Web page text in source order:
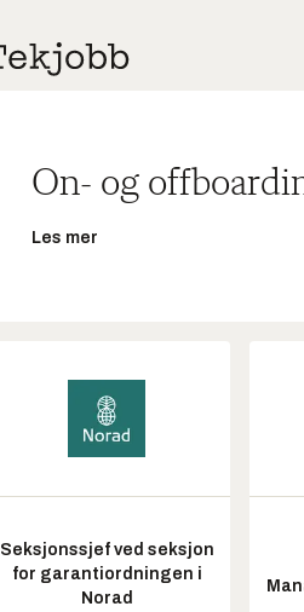
On- og
Les mer
Seksjonssjef ved seksjon
for garantiordningen i
Norad